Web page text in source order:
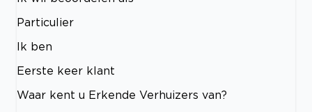
Particulier
Ik ben
Eerste keer klant
Waar kent u Erkende Verhuizers van?